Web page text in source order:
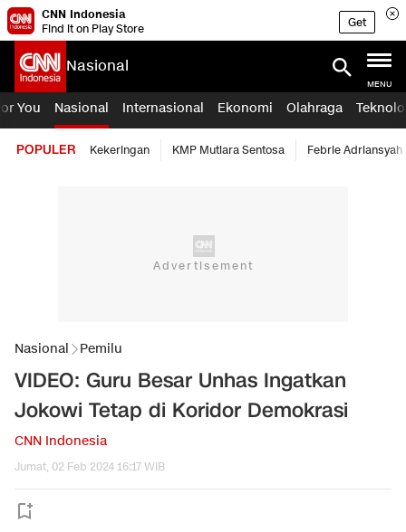
CNN Indonesia
Find it on Play Store
Get
Nasional
MENU
You Nasional Internasional Ekonomi Olahraga
POPULER Kekeringan KMP Mutiara Sentosa Febrie Adriansyah
Nasional Pemilu
VIDEO: Guru Besar Unhas Ingatkan
Jokowi Tetap di Koridor Demokrasi
CNN Indonesia
Jumat, 02 Feb 2024 16:17 WIB